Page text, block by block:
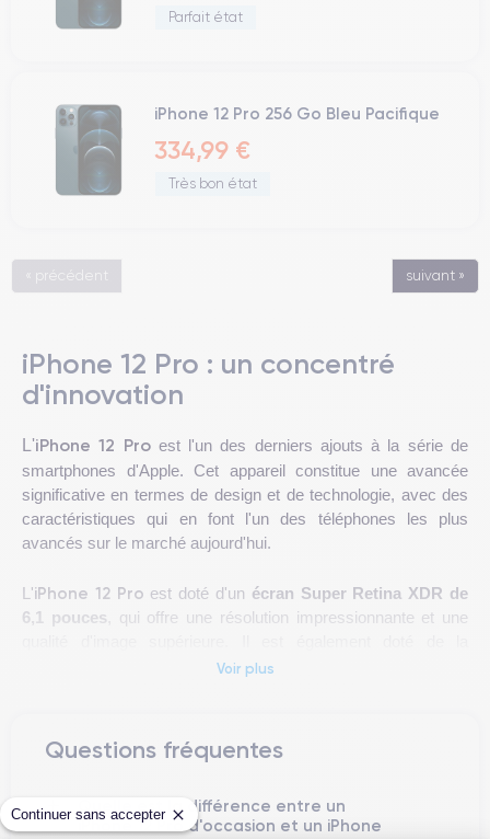
Continuer sans accepter
Parfait état
iPhone 12 Pro 256 Go Bleu Pacifique
334,99 €
Très bon état
« précédent suivant »
iPhone 12 Pro : un concentré
d'innovation
L'iPhone 12 Proest l'un des derniers ajouts à la série de
smartphones d'Apple. Cet appareil constitue une avancée
significative en termes de design et de technologie, avec des
caractéristiques qui en font l'un des téléphones les plus
avancés sur le marché aujourd'hui.
L'iPhone 12 Pro est doté d'un écran Super Retina XDR de
6,1 pouces , qui offre une résolution impressionnante et une
Ceramic Shieldd'Apple, qui offre une résistance
Cet appareil utilise le dernier processeur A14 Bionic
qui est l'un des plus puissants du marché. Cela permet
l'exécution simultanée de plusieurs applications exigeantes.
Voir plus
Questions fréquentes
Quelle est la différence entre un
iPhone 12 Pro d'occasion et un iPhone